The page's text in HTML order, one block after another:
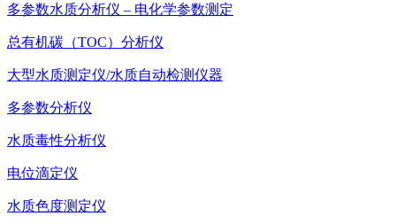
多参数水质分析仪 – 电化学参数测定
总有机碳（TOC）分析仪
大型水质测定仪/水质自动检测仪器
多参数分析仪
水质毒性分析仪
电位滴定仪
水质色度测定仪